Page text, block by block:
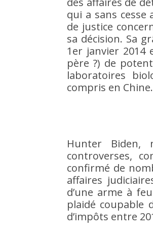
qui a sans
de justice
sa décision. Sa
1er janvier 2014
père ?) de
laboratoires
compris en Chine.
Hunter Biden,
controverses,
confirmé de
affaires
d’une arme à
plaidé coupable
d’impôts entre